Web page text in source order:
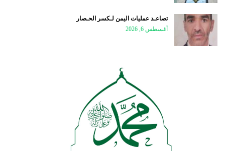
تصاعـد عمليات اليمن لـكسر الحـصار
أغسطس 6, 2026